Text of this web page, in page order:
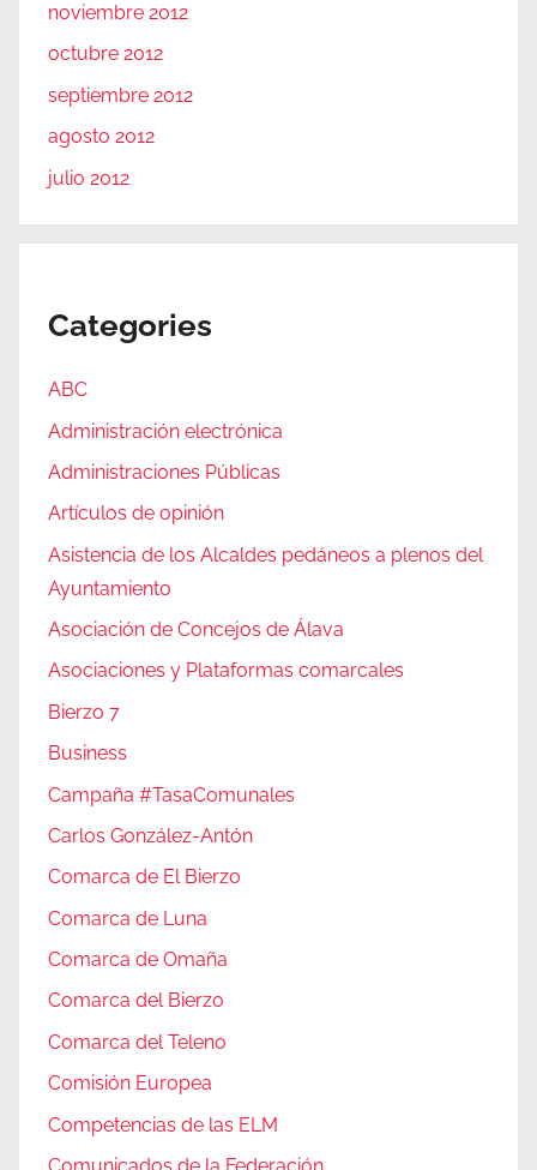
noviembre 2012
octubre 2012
septiembre 2012
agosto 2012
julio 2012
Categories
ABC
Administración electrónica
Administraciones Públicas
Artículos de opinión
Asistencia de los Alcaldes pedáneos a plenos del
Ayuntamiento
Asociación de Concejos de Álava
Asociaciones y Plataformas comarcales
Bierzo 7
Business
Campaña #TasaComunales
Carlos González-Antón
Comarca de El Bierzo
Comarca de Luna
Comarca de Omaña
Comarca del Bierzo
Comarca del Teleno
Comisión Europea
Competencias de las ELM